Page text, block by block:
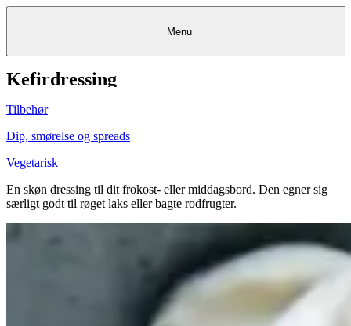
KantineKantineKantine
FrokostordningFrokostordning
Catering
Madkurser
& Teambuilding
OpskrifterOpskrifter
RestauranterRestauranter
Bagerier
Foodservice
Detail
ProjekterProjekter&
rådgivning
Eventkalender
KøbKøbgavekort
KundeserviceKundeservice
Menu
Kefirdressing
Tilbehør
Dip, smørelse og spreads
Vegetarisk
En skøn dressing til dit frokost- eller middagsbord. Den egner sig
særligt godt til røget laks eller bagte rodfrugter.